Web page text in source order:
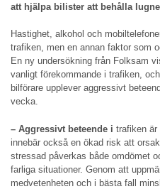
att hjälpa bilister att behålla
Hastighet, alkohol och
trafiken, men en annan faktor som
En ny undersökning från Folksam
vanligt förekommande i trafiken,
bilförare upplever aggressivt
vecka.
– Aggressivt beteende i trafiken är
innebär också en ökad risk att
stressad påverkas både omdömet
farliga situationer. Genom att
medvetenheten och i bästa fall